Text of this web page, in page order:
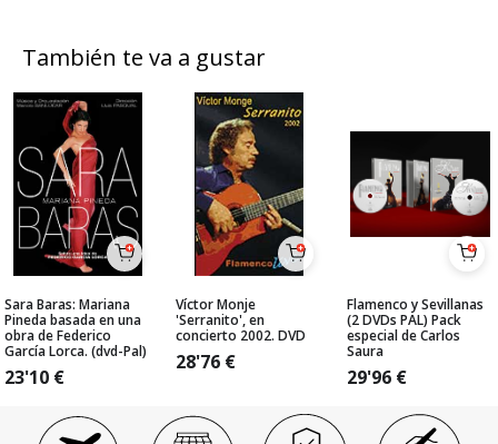
También te va a gustar
Sara Baras: Mariana
Pineda basada en una
obra de Federico
García Lorca. (dvd-Pal)
23'10 €
Víctor Monje
'Serranito', en
concierto 2002. DVD
28'76 €
Flamenco y Sevillanas
(2 DVDs PAL) Pack
especial de Carlos
Saura
29'96 €